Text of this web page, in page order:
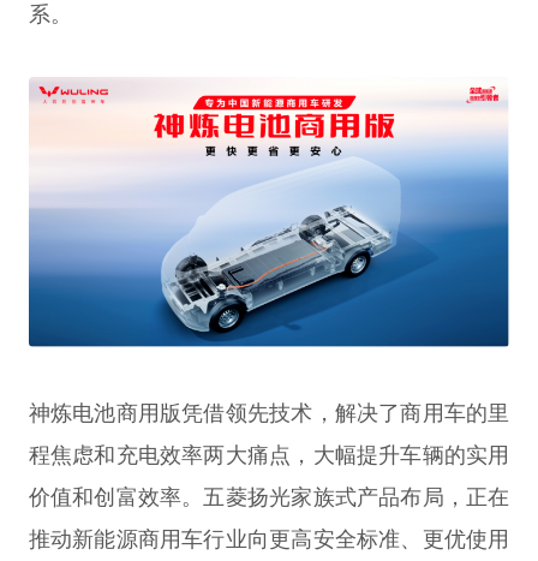
系。
神炼电池商用版凭借领先技术，解决了商用车的里
程焦虑和充电效率两大痛点，大幅提升车辆的实用
价值和创富效率。五菱扬光家族式产品布局，正在
推动新能源商用车行业向更高安全标准、更优使用